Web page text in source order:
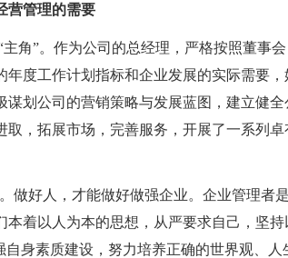
营管理的需要
角”。作为公司的总经理，严格按照董事会
度工作计划指标和企业发展的实际需要，
划公司的营销策略与发展蓝图，建立健全
，拓展市场，完善服务，开展了一系列卓
做好人，才能做好做强企业。企业管理者是
着以人为本的思想，从严要求自己，坚持
身素质建设，努力培养正确的世界观、人